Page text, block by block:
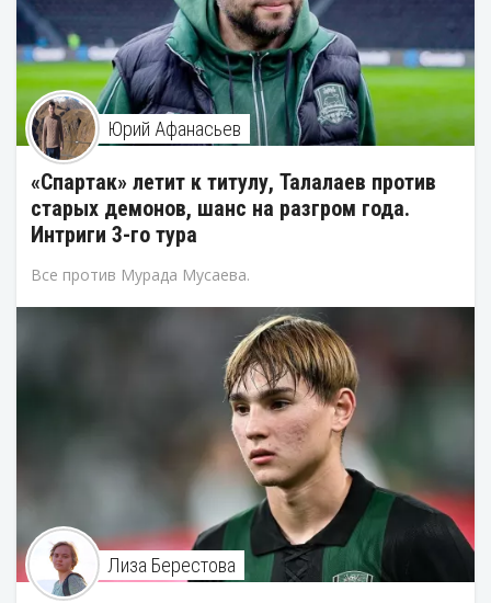
Юрий Афанасьев
«Спартак» летит к титулу, Талалаев против
старых демонов, шанс на разгром года.
Интриги 3-го тура
Все против Мурада Мусаева.
Лиза Берестова